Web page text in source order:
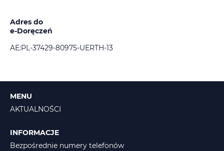
Adres do
e-Doręczeń
AE:PL-37429-80975-UERTH-13
MENU
AKTUALNOŚCI
INFORMACJE
Bezpośrednie numery telefonów